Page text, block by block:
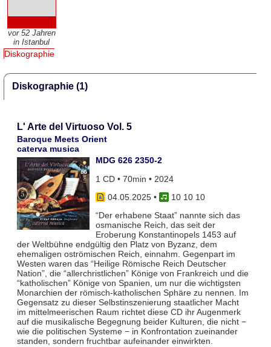
vor 52 Jahren
in Istanbul
Diskographie
Diskographie (1)
L' Arte del Virtuoso Vol. 5
Baroque Meets Orient
caterva musica
MDG 626 2350-2
1 CD • 70min • 2024
04.05.2025•
10 10 10
“Der erhabene Staat” nannte sich das
osmanische Reich, das seit der
Eroberung Konstantinopels 1453 auf
der Weltbühne endgültig den Platz von Byzanz, dem
ehemaligen oströmischen Reich, einnahm. Gegenpart im
Westen waren das “Heilige Römische Reich Deutscher
Nation”, die “allerchristlichen” Könige von Frankreich und die
“katholischen” Könige von Spanien, um nur die wichtigsten
Monarchien der römisch-katholischen Sphäre zu nennen. Im
Gegensatz zu dieser Selbstinszenierung staatlicher Macht
im mittelmeerischen Raum richtet diese CD ihr Augenmerk
auf die musikalische Begegnung beider Kulturen, die nicht −
wie die politischen Systeme − in Konfrontation zueinander
standen, sondern fruchtbar aufeinander einwirkten.